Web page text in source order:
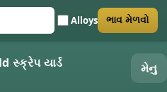
નંબર Alloys
કરો ભાવ મેળવો
સ્ક્રેપ યાર્ડ મેનુ